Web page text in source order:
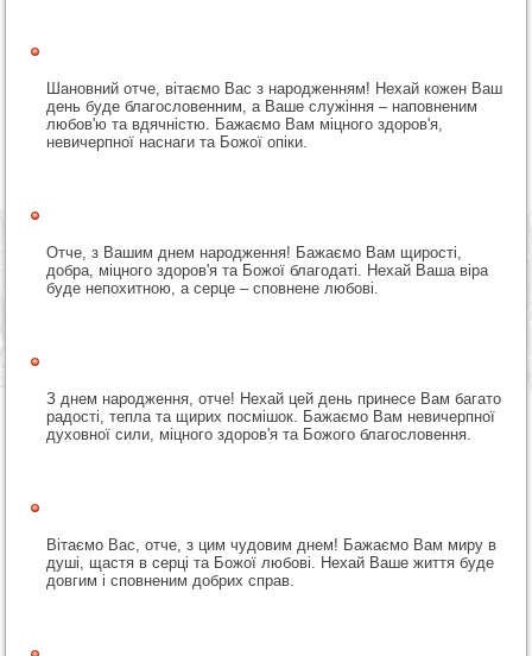
Шановний отче, вітаємо Вас з народженням! Нехай кожен Ваш
день буде благословенним, а Ваше служіння – наповненим
любов'ю та вдячністю. Бажаємо Вам міцного здоров'я,
невичерпної наснаги та Божої опіки.
Отче, з Вашим днем народження! Бажаємо Вам щирості,
добра, міцного здоров'я та Божої благодаті. Нехай Ваша віра
буде непохитною, а серце – сповнене любові.
З днем народження, отче! Нехай цей день принесе Вам багато
радості, тепла та щирих посмішок. Бажаємо Вам невичерпної
духовної сили, міцного здоров'я та Божого благословення.
Вітаємо Вас, отче, з цим чудовим днем! Бажаємо Вам миру в
душі, щастя в серці та Божої любові. Нехай Ваше життя буде
довгим і сповненим добрих справ.